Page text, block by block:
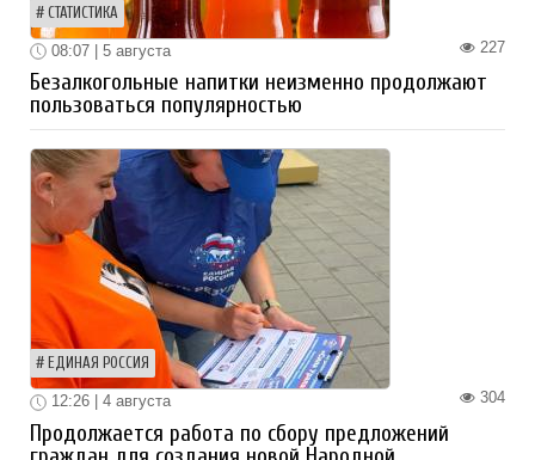
СТАТИСТИКА
227
08:07 | 5 августа
Безалкогольные напитки неизменно продолжают
пользоваться популярностью
ЕДИНАЯ РОССИЯ
304
12:26 | 4 августа
Продолжается работа по сбору предложений